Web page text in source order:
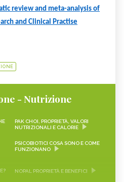
review and meta-analysis of
and Clinical Practise
- Nutrizione
PAK CHOI, PROPRIETÀ, VALORI
NUTRIZIONALI E CALORIE
PSICOBIOTICI COSA SONO E COME
FUNZIONANO
NOPAL PROPRIETÀ E BENEFICI